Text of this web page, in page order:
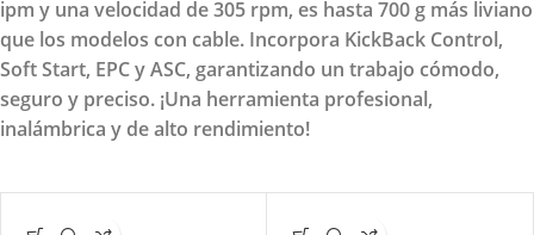
ipm y una velocidad de 305 rpm, es hasta 700 g más liviano
que los modelos con cable. Incorpora KickBack Control,
Soft Start, EPC y ASC, garantizando un trabajo cómodo,
seguro y preciso. ¡Una herramienta profesional,
inalámbrica y de alto rendimiento!